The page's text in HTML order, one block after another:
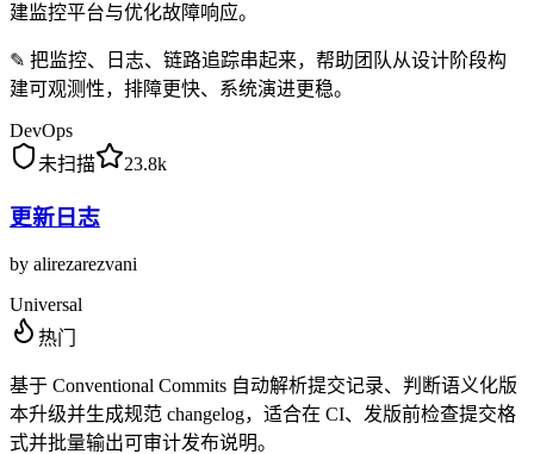
建监控平台与优化故障响应。
✎ 把监控、日志、链路追踪串起来，帮助团队从设计阶段构
建可观测性，排障更快、系统演进更稳。
DevOps
未扫描
23.8k
更新日志
by alirezarezvani
Universal
热门
基于 Conventional Commits 自动解析提交记录、判断语义化版
本升级并生成规范 changelog，适合在 CI、发版前检查提交格
式并批量输出可审计发布说明。